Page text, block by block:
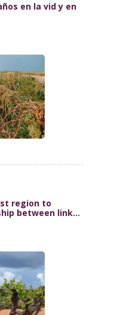
en la vid y en
region to
between links